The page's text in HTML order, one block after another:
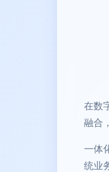
在数
融合
一体
统业